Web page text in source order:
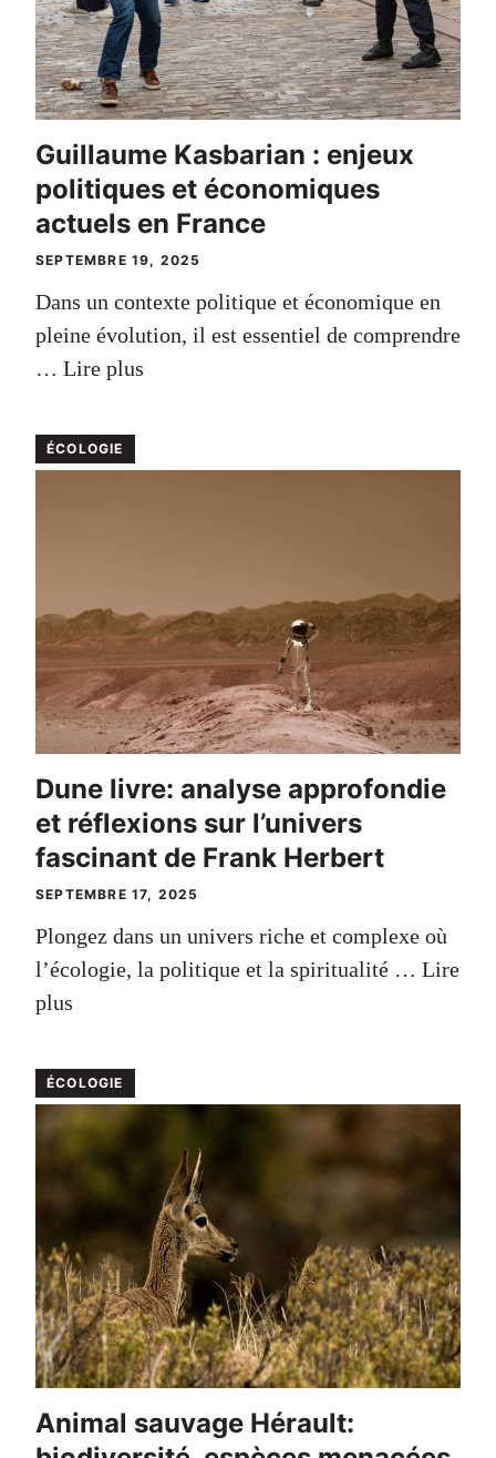
Guillaume Kasbarian : enjeux
politiques et économiques
actuels en France
SEPTEMBRE 19, 2025
Dans un contexte politique et économique en
pleine évolution, il est essentiel de comprendre
… Lire plus
ÉCOLOGIE
Dune livre: analyse approfondie
et réflexions sur l’univers
fascinant de Frank Herbert
SEPTEMBRE 17, 2025
Plongez dans un univers riche et complexe où
l’écologie, la politique et la spiritualité … Lire
plus
ÉCOLOGIE
Animal sauvage Hérault: